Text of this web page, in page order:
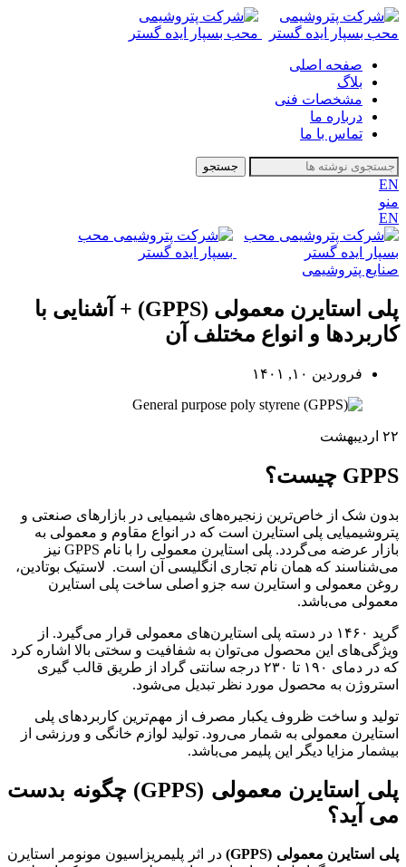
صفحه اصلی
بلاگ
مشخصات فنی
درباره ما
تماس با ما
جستجو
EN
منو
EN
صنایع پتروشیمی
پلی استایرن معمولی (GPPS) + آشنایی با
کاربردها و انواع مختلف آن
فروردین ۱۰, ۱۴۰۱
۲۲ اردیبهشت
GPPS چیست؟
بدون شک از خاص‌ترین زنجیره‌های شیمیایی در بازارهای صنعتی و
پتروشیمیایی پلی استایرن است که در انواع مقاوم و معمولی به
بازار عرضه می‌گردد. پلی استایرن معمولی را با نام GPPS نیز
می‌شناسند که همان نام تجاری انگلیسی آن است. لاستیک بوتادین،
روغن معمولی و استایرن سه جزو اصلی ساخت پلی استایرن
معمولی می‌باشد.
گرید ۱۴۶۰ در دسته پلی استایرن‌های معمولی قرار می‌گیرد. از
ویژگی‌های این محصول می‌توان به شفافیت و سختی بالا اشاره کرد
که در دمای ۱۹۰ تا ۲۳۰ درجه سانتی گراد از طریق قالب گیری
استروژن به محصول مورد نظر تبدیل می‌شود.
تولید و ساخت ظروف یکبار مصرف از مهم‌ترین کاربردهای پلی
استایرن معمولی به شمار می‌رود. تولید لوازم خانگی و ورزشی از
بیشمار مزایا دیگر این پلیمر می‌باشد.
پلی استایرن معمولی (GPPS) چگونه بدست
می آید؟
پلی استایرن معمولی (GPPS)
در اثر پلیمریزاسیون مونومر استایرن